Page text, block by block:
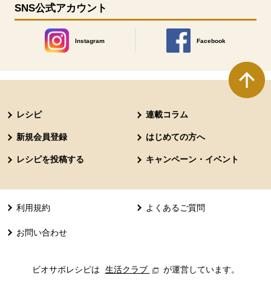
SNS公式アカウント
Instagram
別のウィンドウで開きます。
Facebook
別のウィンドウで開きます
レシピ 連載コラム
新規会員登録 はじめての方へ
レシピを投稿する キャンペーン・イベント
利用規約 よくあるご質問
お問い合わせ
ビオサポレシピは 生活クラブ 別のウィンドウで開きます。
が運営しています。